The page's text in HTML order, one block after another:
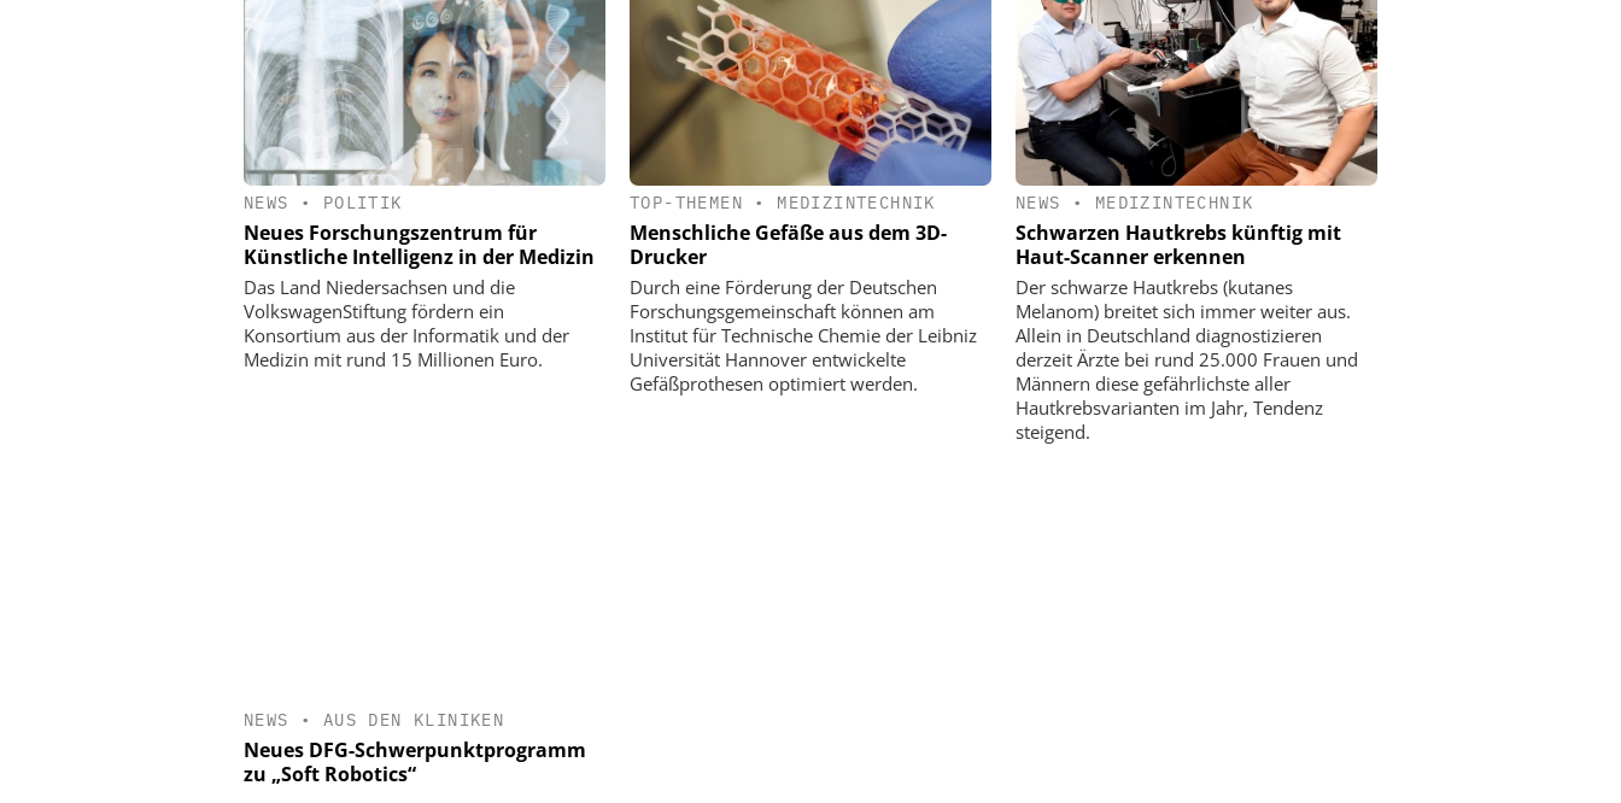
NEWS • POLITIK
Neues Forschungszentrum für
Künstliche Intelligenz in der Medizin
Das Land Niedersachsen und die
VolkswagenStiftung fördern ein
Konsortium aus der Informatik und der
Medizin mit rund 15 Millionen Euro.
TOP-THEMEN • MEDIZINTECHNIK
Menschliche Gefäße aus dem 3D-
Drucker
Durch eine Förderung der Deutschen
Forschungsgemeinschaft können am
Institut für Technische Chemie der Leibniz
Universität Hannover entwickelte
Gefäßprothesen optimiert werden.
NEWS • MEDIZINTECHNIK
Schwarzen Hautkrebs künftig mit
Haut-Scanner erkennen
Der schwarze Hautkrebs (kutanes
Melanom) breitet sich immer weiter aus.
Allein in Deutschland diagnostizieren
derzeit Ärzte bei rund 25.000 Frauen und
Männern diese gefährlichste aller
Hautkrebsvarianten im Jahr, Tendenz
steigend.
NEWS • AUS DEN KLINIKEN
Neues DFG-Schwerpunktprogramm
zu „Soft Robotics“